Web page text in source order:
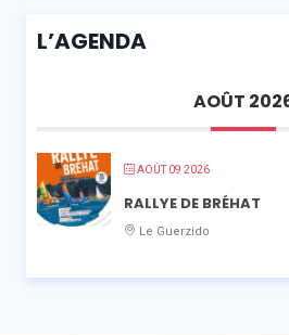
L’AGENDA
AOÛT
AOÛT 09 2026
RALLYE DE BRÉHAT
Le Guerzido